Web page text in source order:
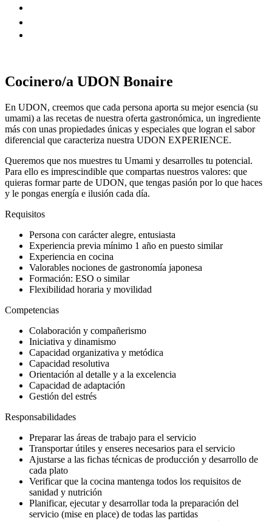
Cocinero/a UDON Bonaire
En UDON, creemos que cada persona aporta su mejor esencia (su
umami) a las recetas de nuestra oferta gastronómica, un ingrediente
más con unas propiedades únicas y especiales que logran el sabor
diferencial que caracteriza nuestra UDON EXPERIENCE.
Queremos que nos muestres tu Umami y desarrolles tu potencial.
Para ello es imprescindible que compartas nuestros valores: que
quieras formar parte de UDON, que tengas pasión por lo que haces
y le pongas energía e ilusión cada día.
Requisitos
Persona con carácter alegre, entusiasta
Experiencia previa mínimo 1 año en puesto similar
Experiencia en cocina
Valorables nociones de gastronomía japonesa
Formación: ESO o similar
Flexibilidad horaria y movilidad
Competencias
Colaboración y compañerismo
Iniciativa y dinamismo
Capacidad organizativa y metódica
Capacidad resolutiva
Orientación al detalle y a la excelencia
Capacidad de adaptación
Gestión del estrés
Responsabilidades
Preparar las áreas de trabajo para el servicio
Transportar útiles y enseres necesarios para el servicio
Ajustarse a las fichas técnicas de producción y desarrollo de
cada plato
Verificar que la cocina mantenga todos los requisitos de
sanidad y nutrición
Planificar, ejecutar y desarrollar toda la preparación del
servicio (mise en place) de todas las partidas